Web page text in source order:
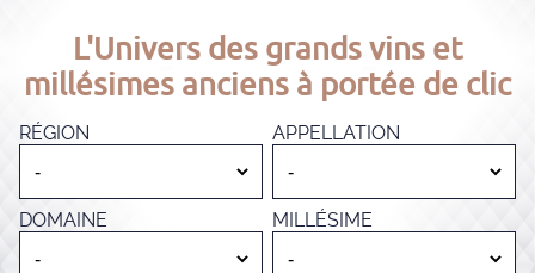
L'Univers des grands vins et
millésimes anciens à portée de clic
RÉGION APPELLATION
DOMAINE MILLÉSIME